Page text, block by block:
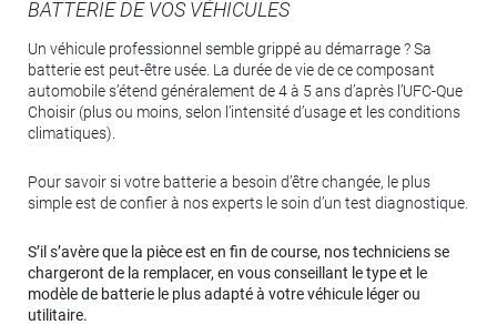
BATTERIE DE VOS VÉHICULES
Un véhicule professionnel semble grippé au démarrage ? Sa
batterie est peut-être usée. La durée de vie de ce composant
automobile s’étend généralement de 4 à 5 ans d’après l’UFC-Que
Choisir (plus ou moins, selon l’intensité d’usage et les conditions
climatiques).
Pour savoir si votre batterie a besoin d’être changée, le plus
simple est de confier à nos experts le soin d’un test diagnostique.
S’il s’avère que la pièce est en fin de course, nos techniciens se
chargeront de la remplacer, en vous conseillant le type et le
modèle de batterie le plus adapté à votre véhicule léger ou
utilitaire.